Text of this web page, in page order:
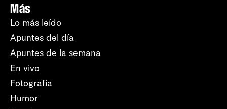
Más
Lo más leído
Apuntes del día
Apuntes de la semana
En vivo
Fotografía
Humor